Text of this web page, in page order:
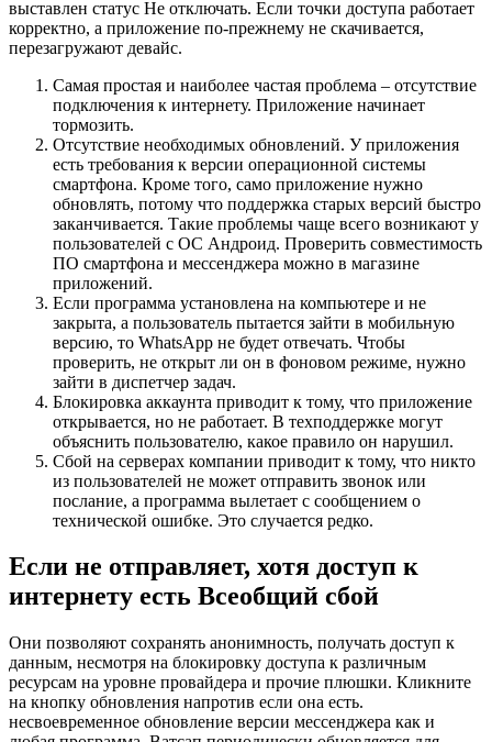
выставлен статус Не отключать. Если точки доступа работает
корректно, а приложение по-прежнему не скачивается,
перезагружают девайс.
Самая простая и наиболее частая проблема – отсутствие
подключения к интернету. Приложение начинает
тормозить.
Отсутствие необходимых обновлений. У приложения
есть требования к версии операционной системы
смартфона. Кроме того, само приложение нужно
обновлять, потому что поддержка старых версий быстро
заканчивается. Такие проблемы чаще всего возникают у
пользователей с ОС Андроид. Проверить совместимость
ПО смартфона и мессенджера можно в магазине
приложений.
Если программа установлена на компьютере и не
закрыта, а пользователь пытается зайти в мобильную
версию, то WhatsApp не будет отвечать. Чтобы
проверить, не открыт ли он в фоновом режиме, нужно
зайти в диспетчер задач.
Блокировка аккаунта приводит к тому, что приложение
открывается, но не работает. В техподдержке могут
объяснить пользователю, какое правило он нарушил.
Сбой на серверах компании приводит к тому, что никто
из пользователей не может отправить звонок или
послание, а программа вылетает с сообщением о
технической ошибке. Это случается редко.
Если не отправляет, хотя доступ к
интернету есть Всеобщий сбой
Они позволяют сохранять анонимность, получать доступ к
данным, несмотря на блокировку доступа к различным
ресурсам на уровне провайдера и прочие плюшки. Кликните
на кнопку обновления напротив если она есть.
несвоевременное обновление версии мессенджера как и